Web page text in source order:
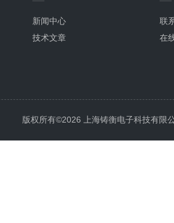
新闻中心
技术文章
联
在
版权所有©2026 上海铸衡电子科技有